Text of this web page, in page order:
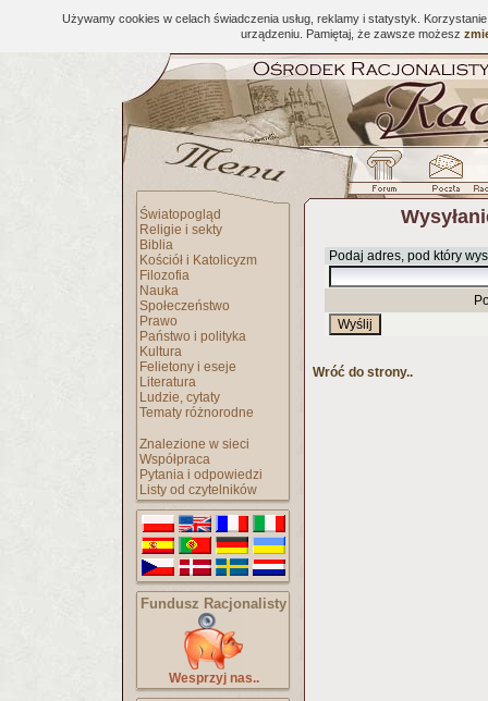
Używamy cookies w celach świadczenia usług, reklamy i statystyk.
urządzeniu. Pamiętaj, że zawsze możesz
Światopogląd
Religie i sekty
Biblia
Kościół i Katolicyzm
Filozofia
Nauka
Społeczeństwo
Prawo
Państwo i polityka
Kultura
Felietony i eseje
Literatura
Ludzie, cytaty
Tematy różnorodne
Znalezione w sieci
Współpraca
Pytania i odpowiedzi
Listy od czytelników
Fundusz Racjonalisty
Wesprzyj nas..
Podaj adres, pod który
Wróć do strony..